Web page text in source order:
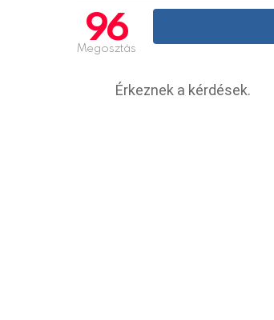
96
Megosztás
Érkeznek a kérdések.